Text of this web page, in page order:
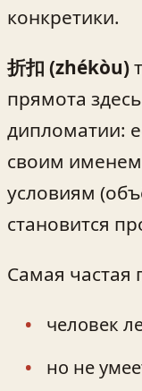
конкретики.
折扣 (zhékòu)
прямота
дипломатии:
своим
условиям
становится
Самая частая
человек
но не